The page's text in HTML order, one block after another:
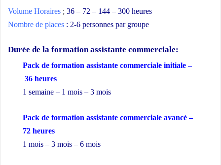
Volume Horaires ; 36 – 72 – 144 – 300 heures
Nombre de places : 2-6 personnes par groupe
Durée de la formationassistante commerciale:
Pack de formation assistante commerciale initiale –
36 heures
1 semaine – 1 mois – 3 mois
Pack de formation assistante commerciale avancé –
72 heures
1 mois – 3 mois – 6 mois